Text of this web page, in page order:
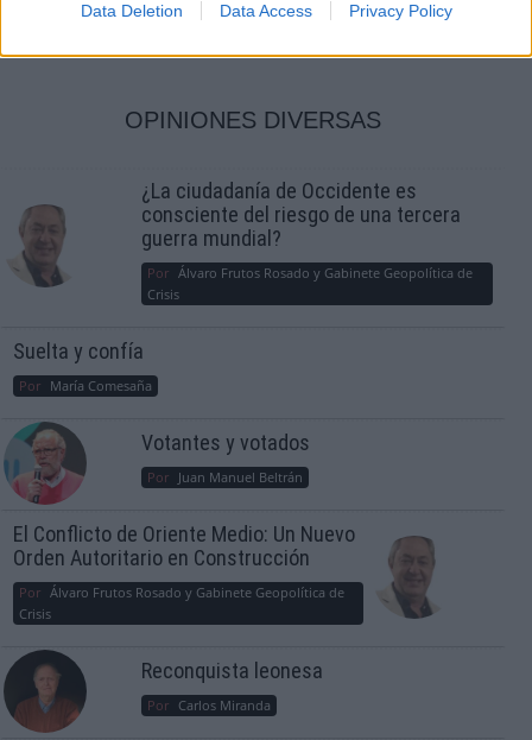
Data Deletion Data Access Privacy Policy
OPINIONES DIVERSAS
¿La ciudadanía de Occidente es
consciente del riesgo de una tercera
guerra mundial?
Por Álvaro Frutos Rosado y Gabinete Geopolítica de
Crisis
Suelta y confía
Por María Comesaña
Votantes y votados
Por Juan Manuel Beltrán
El Conflicto de Oriente Medio: Un Nuevo
Orden Autoritario en Construcción
Por Álvaro Frutos Rosado y Gabinete Geopolítica de
Crisis
Reconquista leonesa
Por Carlos Miranda